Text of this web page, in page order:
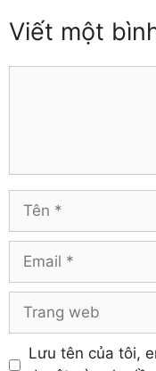
Viết một
Tên
Email
Trang
Lưu tên của tôi,